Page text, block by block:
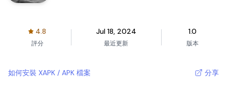
4.8
評分
Jul 18, 2024
最近更新
1.0
版本
如何安裝 XAPK / APK 檔案 分享